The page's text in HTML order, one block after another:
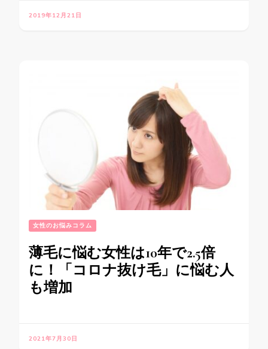
2019年12月21日
女性のお悩みコラム
薄毛に悩む女性は10年で2.5倍
に！「コロナ抜け毛」に悩む人
も増加
2021年7月30日